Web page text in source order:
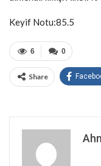
Keyif Notu:85.5
0
6
Share